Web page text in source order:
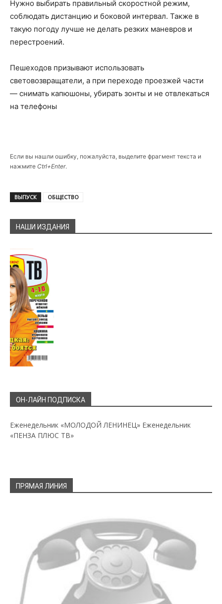
Нужно выбирать правильный скоростной режим,
соблюдать дистанцию и боковой интервал. Также в
такую погоду лучше не делать резких маневров и
перестроений.
Пешеходов призывают использовать
световозвращатели, а при переходе проезжей части
— снимать капюшоны, убирать зонты и не отвлекаться
на телефоны
Если вы нашли ошибку, пожалуйста, выделите фрагмент текста и
нажмите Ctrl+Enter.
ВЫПУСК ОБЩЕСТВО
НАШИ ИЗДАНИЯ
ОН-ЛАЙН ПОДПИСКА
Еженедельник «МОЛОДОЙ ЛЕНИНЕЦ» Еженедельник
«ПЕНЗА ПЛЮС ТВ»
ПРЯМАЯ ЛИНИЯ